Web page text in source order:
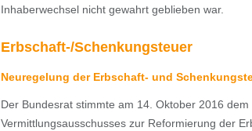
Inhaberwechsel nicht gewahrt geblieben war.
Erbschaft-/Schenkungsteuer
Neuregelung der Erbschaft- und
Der Bundesrat stimmte am 14. Oktober 2016 dem
Vermittlungsausschusses zur Reformierung der